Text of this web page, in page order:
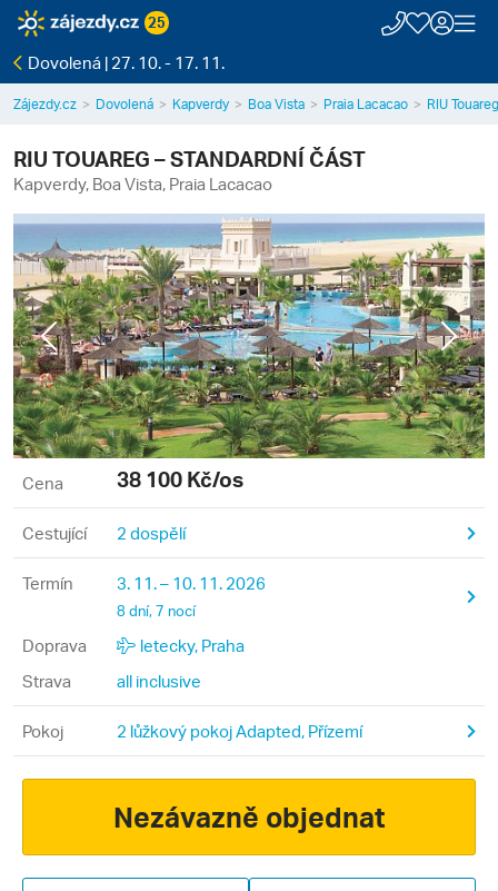
25
Dovolená | 27. 10. - 17. 11.
Zájezdy.cz Dovolená Kapverdy Boa Vista Praia Lacacao RIU
RIU TOUAREG – STANDARDNÍ ČÁST
Kapverdy, Boa Vista, Praia Lacacao
Previous Next
Cena 38 100 Kč/os
Cestující 2 dospělí
Termín 3. 11. – 10. 11. 2026
8 dní, 7 nocí
Doprava
letecky, Praha
Strava
all inclusive
Pokoj 2 lůžkový pokoj Adapted, Přízemí
Nezávazně objednat